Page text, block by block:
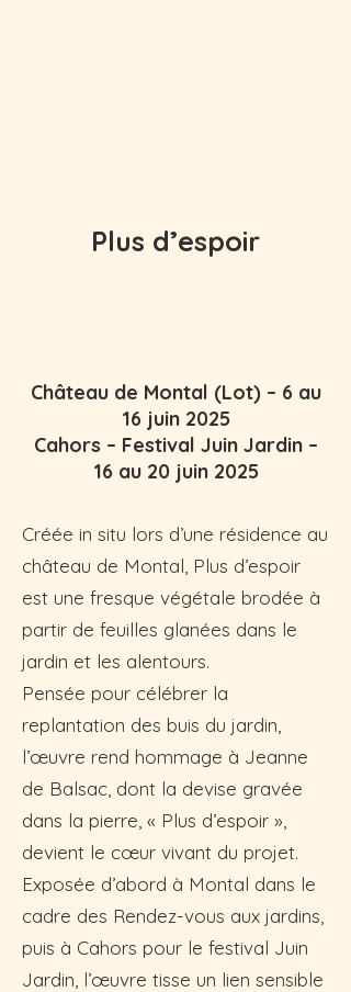
Plus d’espoir
Château de Montal (Lot) – 6 au
16 juin 2025
Cahors – Festival Juin Jardin –
16 au 20 juin 2025
Créée in situ lors d’une résidence au
château de Montal, Plus d’espoir
est une fresque végétale brodée à
partir de feuilles glanées dans le
jardin et les alentours.
Pensée pour célébrer la
replantation des buis du jardin,
l’œuvre rend hommage à Jeanne
de Balsac, dont la devise gravée
dans la pierre, « Plus d’espoir »,
devient le cœur vivant du projet.
Exposée d’abord à Montal dans le
cadre des Rendez-vous aux jardins,
puis à Cahors pour le festival Juin
Jardin, l’œuvre tisse un lien sensible